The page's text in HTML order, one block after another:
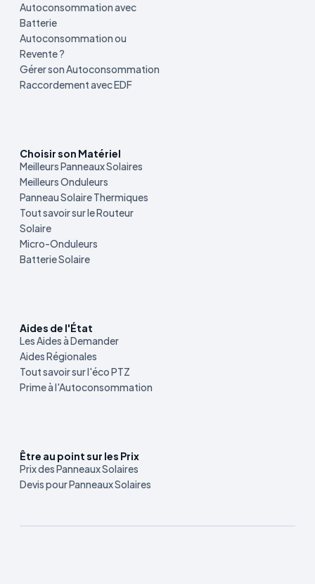
Autoconsommation avec
Batterie
Autoconsommation ou
Revente ?
Gérer son Autoconsommation
Raccordement avec EDF
Choisir son Matériel
Meilleurs Panneaux Solaires
Meilleurs Onduleurs
Panneau Solaire Thermiques
Tout savoir sur le Routeur
Solaire
Micro-Onduleurs
Batterie Solaire
Aides de l'État
Les Aides à Demander
Aides Régionales
Tout savoir sur l'éco PTZ
Prime à l'Autoconsommation
Être au point sur les Prix
Prix des Panneaux Solaires
Devis pour Panneaux Solaires